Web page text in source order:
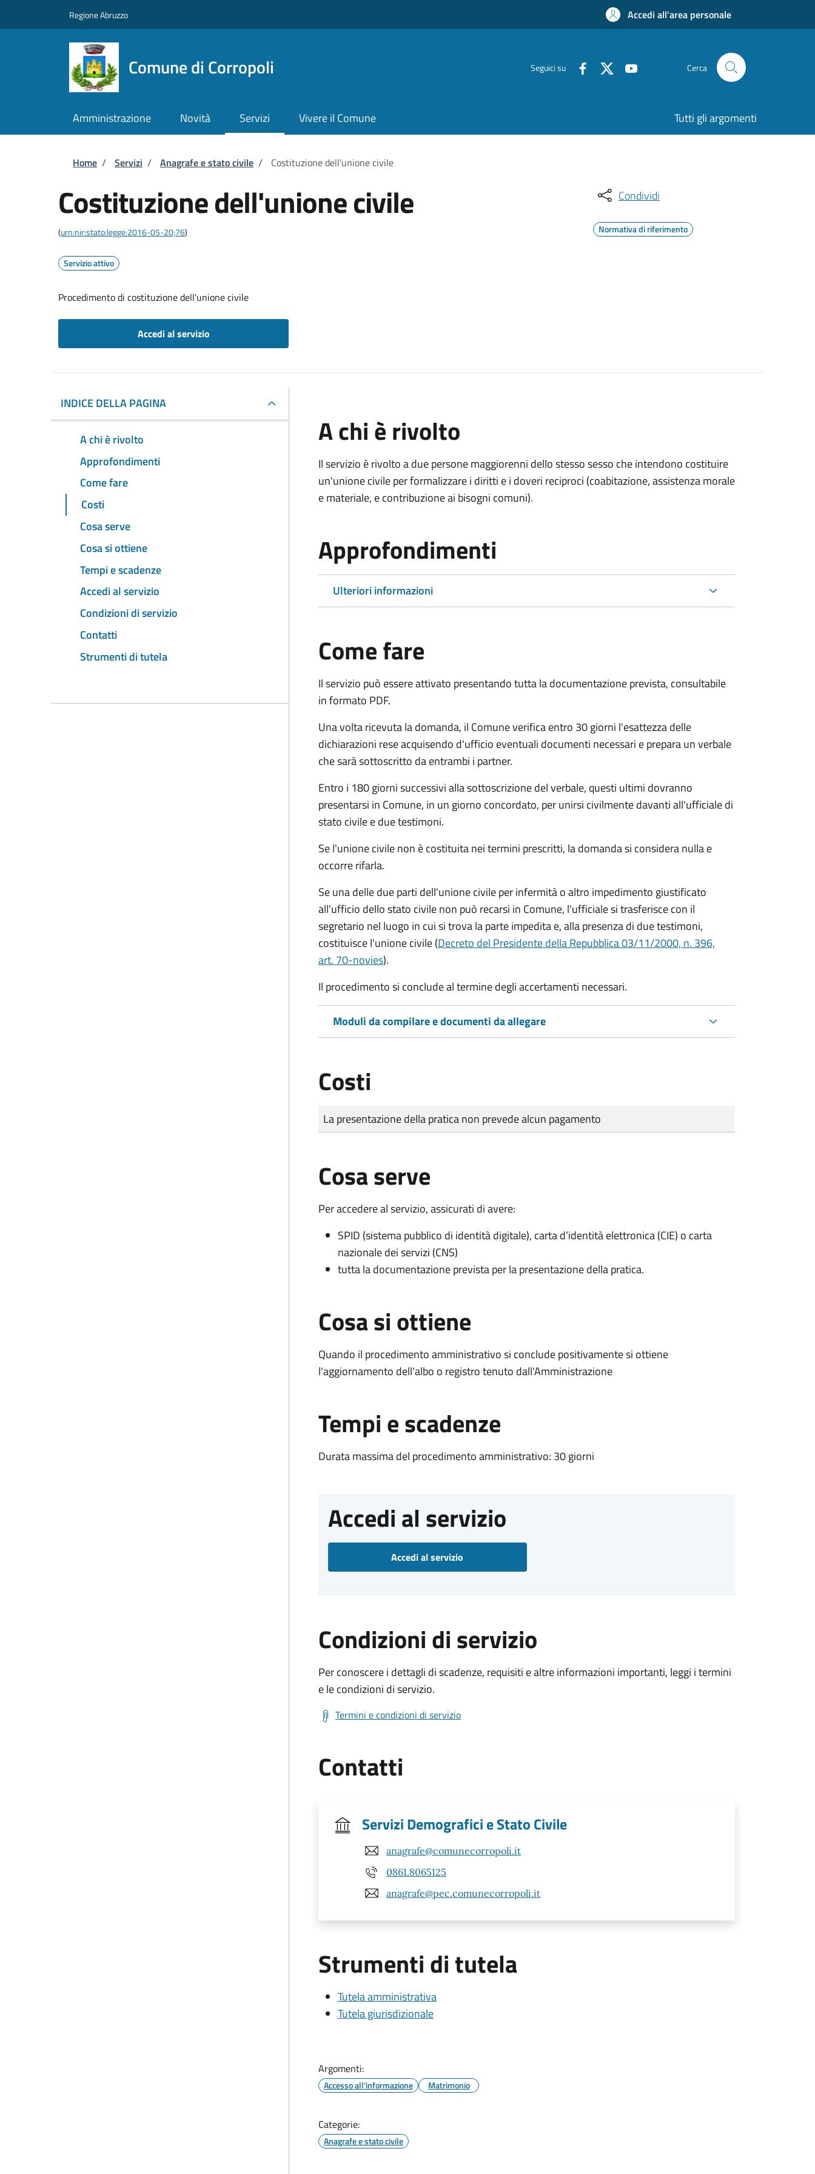
Regione Abruzzo Accedi all'area personale
Comune di Corropoli Seguici su Cerca
Amministrazione Novità Servizi Vivere il Comune Tutti gli argomenti
Briciole di pane
Home / Servizi / Anagrafe e stato civile / Costituzione dell'unione civile
Costituzione dell'unione civile
(urn:nir:stato:legge:2016-05-20;76)
Servizio attivo
Procedimento di costituzione dell'unione civile
Accedi al servizio
Condividi
Normativa di riferimento
INDICE DELLA PAGINA
A chi è rivolto
Approfondimenti
Come fare
Costi
Cosa serve
Cosa si ottiene
Tempi e scadenze
Accedi al servizio
Condizioni di servizio
Contatti
Strumenti di tutela
A chi è rivolto
Il servizio è rivolto a due persone maggiorenni dello stesso sesso che intendono costituire
un'unione civile per formalizzare i diritti e i doveri reciproci (coabitazione, assistenza morale
e materiale, e contribuzione ai bisogni comuni).
Approfondimenti
Ulteriori informazioni
Come fare
Il servizio può essere attivato presentando tutta la documentazione prevista, consultabile
in formato PDF.
Una volta ricevuta la domanda, il Comune verifica entro 30 giorni l'esattezza delle
dichiarazioni rese acquisendo d'ufficio eventuali documenti necessari e prepara un verbale
che sarà sottoscritto da entrambi i partner.
Entro i 180 giorni successivi alla sottoscrizione del verbale, questi ultimi dovranno
presentarsi in Comune, in un giorno concordato, per unirsi civilmentedavanti all'ufficiale di
stato civilee due testimoni.
Se l'unione civile non è costituita nei termini prescritti, la domanda si considera nulla e
occorre rifarla.
Se una delle due parti dell'unione civile per infermità o altro impedimento giustificato
all'ufficio dello stato civile non può recarsi in Comune, l'ufficiale si trasferisce con il
segretario nel luogo in cui si trova la parte impedita e, alla presenza di due testimoni,
costituisce l'unione civile (Decreto del Presidente della Repubblica 03/11/2000, n. 396,
art. 70-novies).
Il procedimento si conclude al termine degli accertamenti necessari.
Moduli da compilare e documenti da allegare
Costi
Tipo di pagamento
Importo
La presentazione della pratica non prevede alcun pagamento
Cosa serve
Per accedere al servizio, assicurati di avere:
SPID (sistema pubblico di identità digitale), carta d’identità elettronica (CIE) o carta
nazionale dei servizi (CNS)
tutta la documentazione prevista per la presentazione della pratica.
Cosa si ottiene
Quando il procedimento amministrativo si conclude positivamente si ottiene
l'aggiornamento dell'albo o registro tenuto dall'Amministrazione
Tempi e scadenze
Durata massima del procedimento amministrativo: 30 giorni
Accedi al servizio
Accedi al servizio
Condizioni di servizio
Per conoscere i dettagli di scadenze, requisiti e altre informazioni importanti, leggi i termini
e le condizioni di servizio.
Termini e condizioni di servizio
Contatti
Servizi Demografici e Stato Civile
anagrafe@comunecorropoli.it
0861.8065125
anagrafe@pec.comunecorropoli.it
Strumenti di tutela
Tutela amministrativa
Tutela giurisdizionale
Argomenti:
Accesso all'informazione Matrimonio
Categorie:
Anagrafe e stato civile